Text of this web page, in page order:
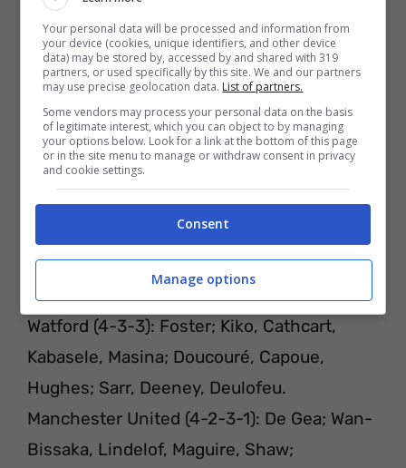
PROBABILI FORMAZIONI
Watford (4-3-3): Foster; Kiko, Cathcart,
Kabasele, Masina; Doucouré, Capoue,
Hughes; Sarr, Deeney, Deulofeu.
Manchester United (4-2-3-1): De Gea; Wan-
Bissaka, Lindelof, Maguire, Shaw;
Your personal data will be processed and information from
your device (cookies, unique identifiers, and other device
data) may be stored by, accessed by and shared with 319
partners, or used specifically by this site. We and our partners
may use precise geolocation data. List of partners.
Some vendors may process your personal data on the basis
of legitimate interest, which you can object to by managing
your options below. Look for a link at the bottom of this page
or in the site menu to manage or withdraw consent in privacy
and cookie settings.
Consent
Manage options